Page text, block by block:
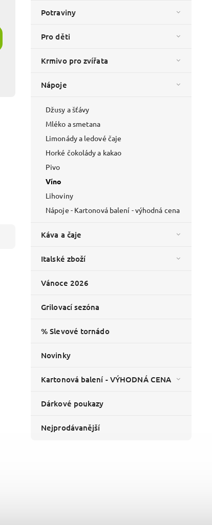
Potraviny
Pro děti
Krmivo pro zvířata
Nápoje
Džusy a šťávy
Mléko a smetana
Limonády a ledové čaje
Horké čokolády a kakao
Pivo
Víno
Lihoviny
Nápoje - Kartonová balení - výhodná cena
Káva a čaje
Italské zboží
Vánoce 2026
Grilovací sezóna
% Slevové tornádo
Novinky
Kartonová balení - VÝHODNÁ CENA
Dárkové poukazy
Nejprodávanější